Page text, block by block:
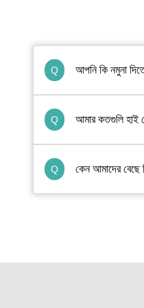
Q আপনি কি নমুনা
Q আমার কতগুলি হাই
Q কেন আমাদের বেছে